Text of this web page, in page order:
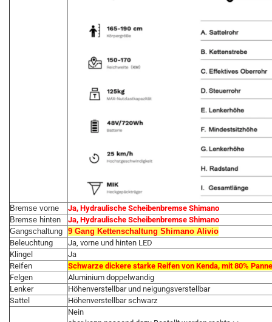
Bremse vorne
Ja, Hydraulische Scheibenbremse Shimano
Bremse hinten
Ja, Hydraulische Scheibenbremse Shimano
Gangschaltung 9 Gang Kettenschaltung Shimano Alivio
Beleuchtung
Ja, vorne und hinten LED
Klingel
Ja
Reifen
Schwarze dickere starke Reifen von Kenda, mit 80%
Felgen
Aluminium doppelwandig
Lenker
Höhenverstellbar und neigungsverstellbar
Sattel
Höhenverstellbar schwarz
Nein